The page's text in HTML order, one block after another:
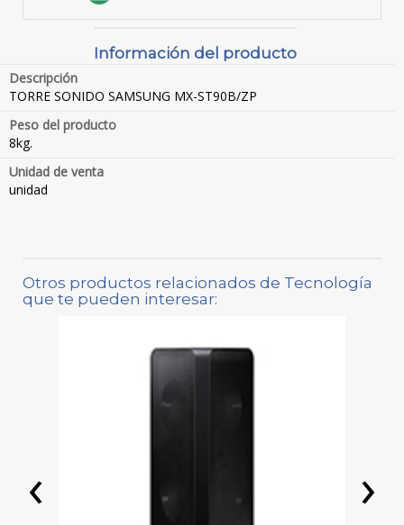
Información del producto
Descripción
TORRE SONIDO SAMSUNG MX-ST90B/ZP
Peso del producto
8kg.
Unidad de venta
unidad
Otros productos relacionados de Tecnología
que te pueden interesar:
‹ ›